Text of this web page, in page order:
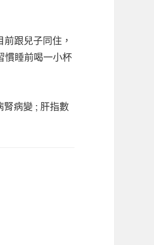
前跟兒子同住，
慣睡前喝一小杯
腎病變 ; 肝指數